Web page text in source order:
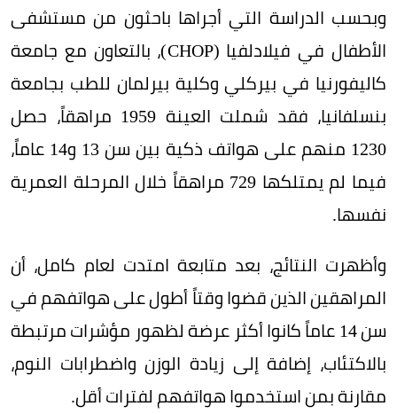
وبحسب الدراسة التي أجراها باحثون من مستشفى
الأطفال في فيلادلفيا (CHOP)، بالتعاون مع جامعة
كاليفورنيا في بيركلي وكلية بيرلمان للطب بجامعة
بنسلفانيا، فقد شملت العينة 1959 مراهقاً، حصل
1230 منهم على هواتف ذكية بين سن 13 و14 عاماً،
فيما لم يمتلكها 729 مراهقاً خلال المرحلة العمرية
نفسها.
وأظهرت النتائج، بعد متابعة امتدت لعام كامل، أن
المراهقين الذين قضوا وقتاً أطول على هواتفهم في
سن 14 عاماً كانوا أكثر عرضة لظهور مؤشرات مرتبطة
بالاكتئاب، إضافة إلى زيادة الوزن واضطرابات النوم،
مقارنة بمن استخدموا هواتفهم لفترات أقل.